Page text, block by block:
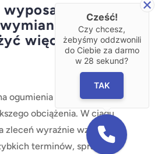
do
opon,
więcej
ogumienia to dla serwisów
obciążenia. W ciągu
wyraźnie wzrasta, a
terminów, sprawnej
Cześć!
Czy chcesz,
żebyśmy oddzwonili
do Ciebie za darmo
w 28 sekund?
TAK